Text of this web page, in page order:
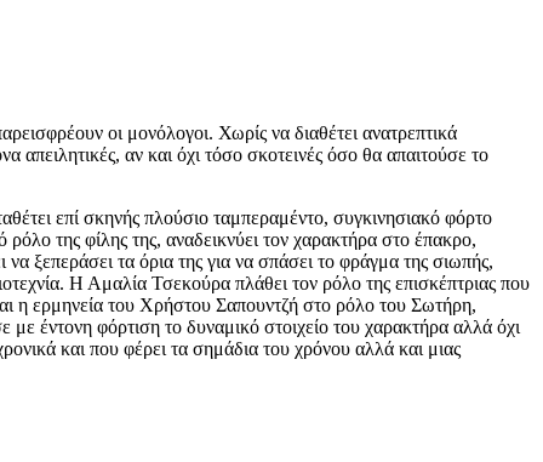
οι μονόλογοι. Χωρίς να διαθέτει ανατρεπτικά
απειλητικές, αν και όχι τόσο σκοτεινές όσο θα απαιτούσε το
επί σκηνής πλούσιο ταμπεραμέντο, συγκινησιακό φόρτο
της φίλης της, αναδεικνύει τον χαρακτήρα στο έπακρο,
ξεπεράσει τα όρια της για να σπάσει το φράγμα της σιωπής,
Η Αμαλία Τσεκούρα πλάθει τον ρόλο της επισκέπτριας που
η ερμηνεία του Χρήστου Σαπουντζή στο ρόλο του Σωτήρη,
έντονη φόρτιση το δυναμικό στοιχείο του χαρακτήρα αλλά όχι
και που φέρει τα σημάδια του χρόνου αλλά και μιας